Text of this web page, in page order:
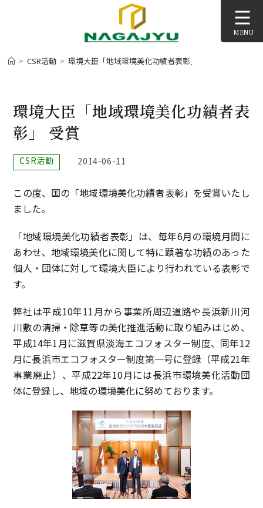
MENU
> CSR活動 > 環境大臣「地域環境美化功績者表彰」 受賞
環境大臣「地域環境美化功績者表
彰」 受賞
投
稿
テ
ゴ
リ
CSR活動
投
開
2014-06-11
この度、国の「地域環境美化功績者表彰」を受賞いたし
ました。
「地域環境美化功績者表彰」は、毎年6月の環境月間に
あわせ、地域環境美化に関して特に顕著な功績のあった
個人・団体に対して環境大臣により行われている表彰で
す。
弊社は平成10年11月から事業所周辺道路や長浜新川河
川敷の清掃・除草等の美化推進活動に取り組みはじめ、
平成14年1月に滋賀県淡海エコフォスター制度、同年12
月に長浜市エコフォスター制度第一号に登録（平成21年
事業廃止）、平成22年10月には長浜市環境美化活動団
体に登録し、地域の環境美化に努めております。